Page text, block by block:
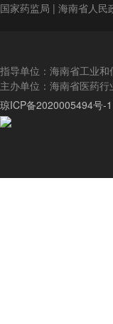
国家药监局 | 海南省人民
指导单位：海南省工业
主办单位：海南省医药行
琼ICP备2020005494号-